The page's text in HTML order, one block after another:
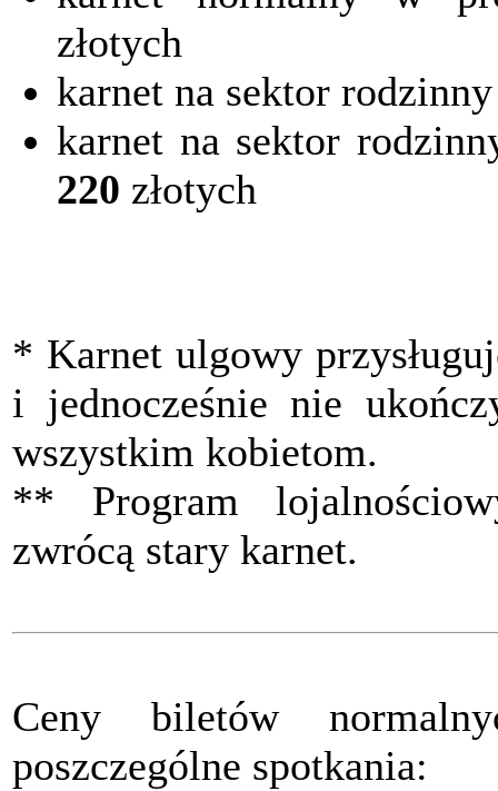
złotych
karnet na sektor
karnet na sektor
220 złotych
* Karnet ulgowy
i jednocześnie nie
wszystkim kobietom.
** Program
zwrócą stary karnet.
Ceny biletów
poszczególne spotkania: